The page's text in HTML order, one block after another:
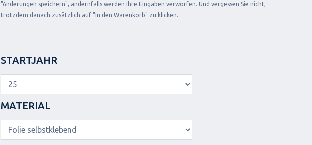
"Änderungen speichern", andernfalls werden Ihre Eingaben verworfen. Und vergessen Sie nicht,
trotzdem danach zusätzlich auf "In den Warenkorb" zu klicken.
STARTJAHR
MATERIAL